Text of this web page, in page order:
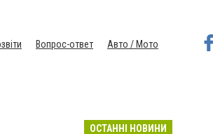
Вопрос-ответ Авто / Мото
ОСТАННІ НОВИНИ